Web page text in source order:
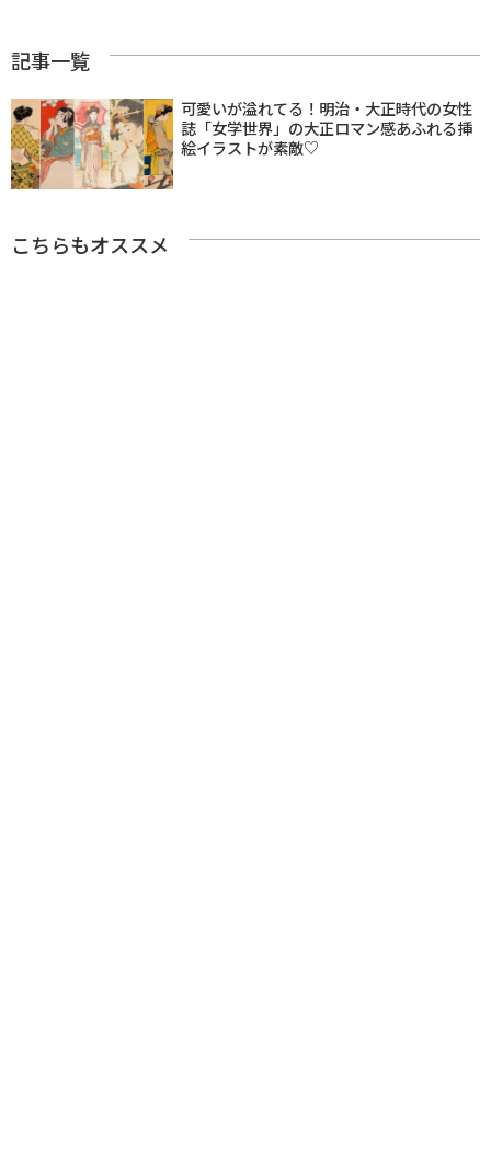
記事一覧
可愛いが溢れてる！明治・大正時代の女性
誌「女学世界」の大正ロマン感あふれる挿
絵イラストが素敵♡
こちらもオススメ